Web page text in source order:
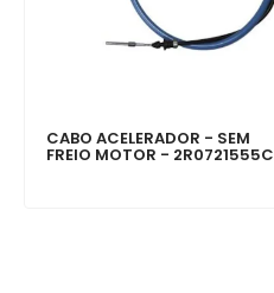
CABO ACELERADOR - SEM
FREIO MOTOR - 2R0721555C